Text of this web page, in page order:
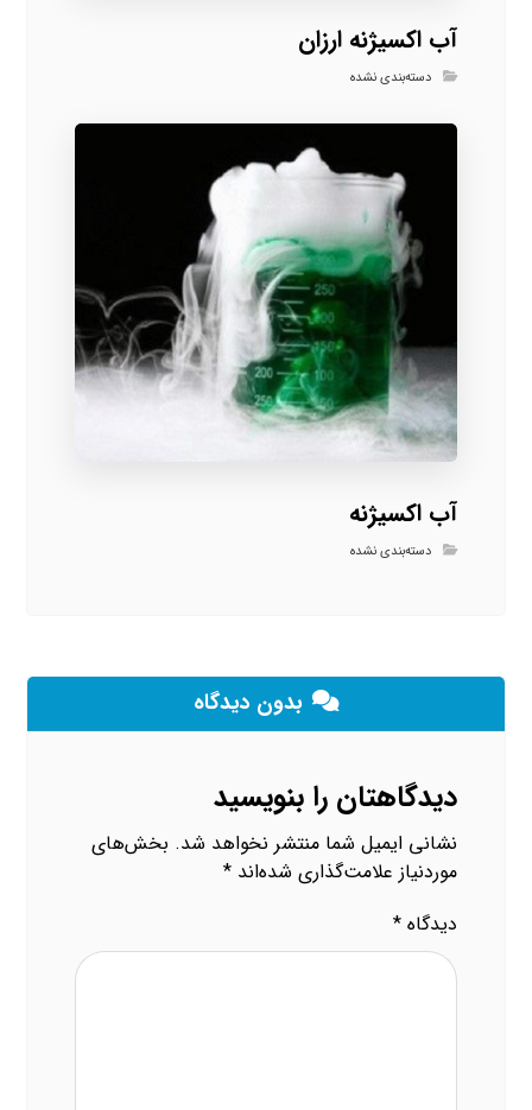
آب اکسیژنه ارزان
دسته‌بندی نشده
آب اکسیژنه
دسته‌بندی نشده
بدون دیدگاه
دیدگاهتان را بنویسید
نشانی ایمیل شما منتشر نخواهد شد. بخش‌های
موردنیاز علامت‌گذاری شده‌اند*
دیدگاه*